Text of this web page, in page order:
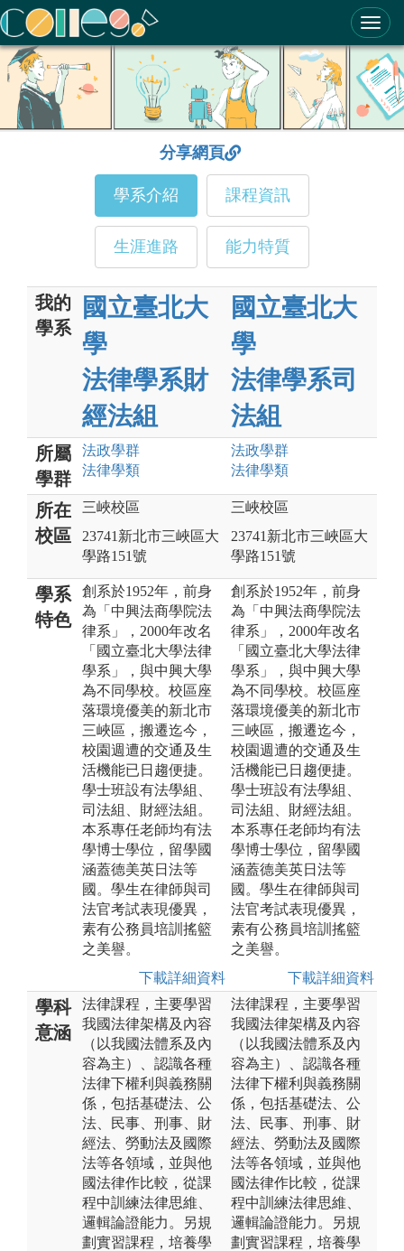
ColleGo! 大學選才與高中育才輔助系統
分享網頁
學系介紹 課程資訊
生涯進路 能力特質
我的
學系
國立臺北大
學
法律學系財
經法組
國立臺北大
學
法律學系司
法組
所屬
學群
法政學群
法律學類
法政學群
法律學類
所在
校區
三峽校區
23741新北市三峽區大
學路151號
三峽校區
23741新北市三峽區大
學路151號
學系
特色
創系於1952年，前身
為「中興法商學院法
律系」，2000年改名
「國立臺北大學法律
學系」，與中興大學
為不同學校。校區座
落環境優美的新北市
三峽區，搬遷迄今，
校園週遭的交通及生
活機能已日趨便捷。
學士班設有法學組、
司法組、財經法組。
本系專任老師均有法
學博士學位，留學國
涵蓋德美英日法等
國。學生在律師與司
法官考試表現優異，
素有公務員培訓搖籃
之美譽。
下載詳細資料
創系於1952年，前身
為「中興法商學院法
律系」，2000年改名
「國立臺北大學法律
學系」，與中興大學
為不同學校。校區座
落環境優美的新北市
三峽區，搬遷迄今，
校園週遭的交通及生
活機能已日趨便捷。
學士班設有法學組、
司法組、財經法組。
本系專任老師均有法
學博士學位，留學國
涵蓋德美英日法等
國。學生在律師與司
法官考試表現優異，
素有公務員培訓搖籃
之美譽。
下載詳細資料
學科
意涵
法律課程，主要學習
我國法律架構及內容
（以我國法體系及內
容為主）、認識各種
法律下權利與義務關
係，包括基礎法、公
法、民事、刑事、財
經法、勞動法及國際
法等各領域，並與他
國法律作比較，從課
程中訓練法律思維、
邏輯論證能力。另規
劃實習課程，培養學
法律課程，主要學習
我國法律架構及內容
（以我國法體系及內
容為主）、認識各種
法律下權利與義務關
係，包括基礎法、公
法、民事、刑事、財
經法、勞動法及國際
法等各領域，並與他
國法律作比較，從課
程中訓練法律思維、
邏輯論證能力。另規
劃實習課程，培養學